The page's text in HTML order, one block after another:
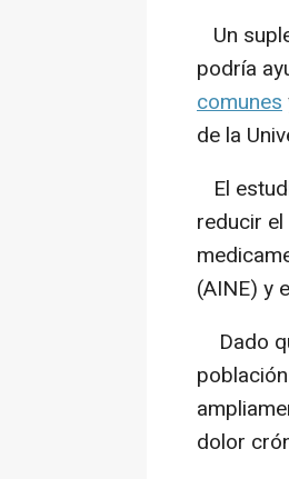
Un
podría
comunes
de la
El
reducir
(AINE) y
Dado
dolor